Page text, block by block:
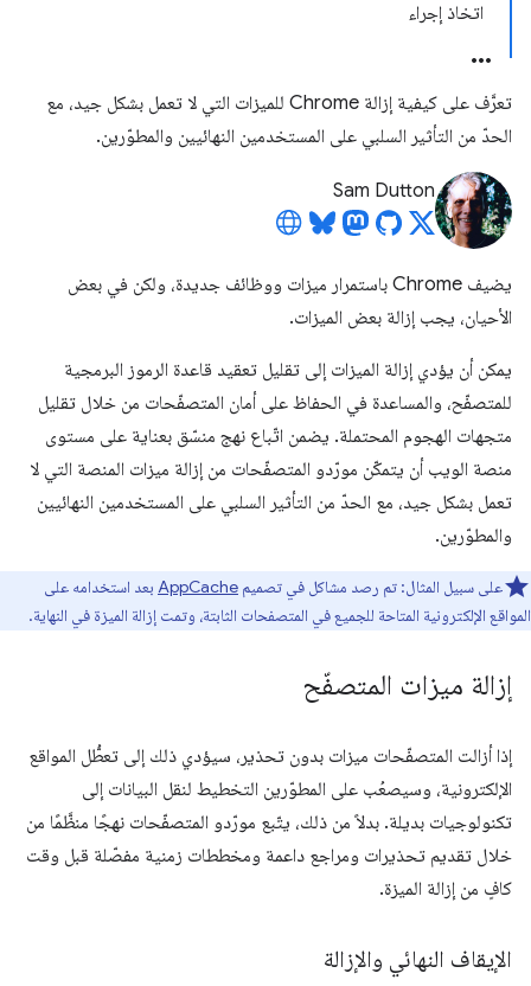
اتخاذ إجراء
تعرَّف على كيفية إزالة Chrome للميزات التي لا تعمل بشكل جيد، مع
الحدّ من التأثير السلبي على المستخدمين النهائيين والمطوّرين.
Sam Dutton
يضيف Chrome باستمرار ميزات ووظائف جديدة، ولكن في بعض
الأحيان، يجب إزالة بعض الميزات.
يمكن أن يؤدي إزالة الميزات إلى تقليل تعقيد قاعدة الرموز البرمجية
للمتصفّح، والمساعدة في الحفاظ على أمان المتصفّحات من خلال تقليل
متجهات الهجوم المحتملة. يضمن اتّباع نهج منسّق بعناية على مستوى
منصة الويب أن يتمكّن مورّدو المتصفّحات من إزالة ميزات المنصة التي لا
تعمل بشكل جيد، مع الحدّ من التأثير السلبي على المستخدمين النهائيين
والمطوّرين.
على سبيل المثال: تم رصد مشاكل في تصميم AppCache بعد استخدامه على
المواقع الإلكترونية المتاحة للجميع في المتصفحات الثابتة، وتمت إزالة الميزة في النهاية.
إزالة ميزات المتصفّح
إذا أزالت المتصفّحات ميزات بدون تحذير، سيؤدي ذلك إلى تعطُّل المواقع
الإلكترونية، وسيصعُب على المطوّرين التخطيط لنقل البيانات إلى
تكنولوجيات بديلة. بدلاً من ذلك، يتّبع مورّدو المتصفّحات نهجًا منظَّمًا من
خلال تقديم تحذيرات ومراجع داعمة ومخططات زمنية مفصّلة قبل وقت
كافٍ من إزالة الميزة.
الإيقاف النهائي والإزالة